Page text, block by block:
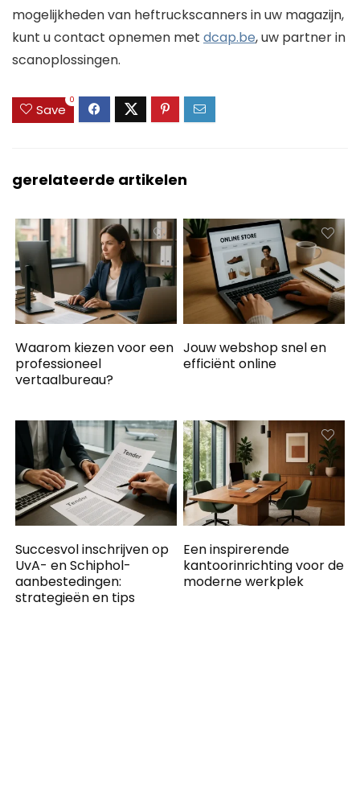
mogelijkheden van heftruckscanners in uw magazijn,
kunt u contact opnemen met dcap.be, uw partner in
scanoplossingen.
Save
0
gerelateerde artikelen
Waarom kiezen voor een
professioneel
vertaalbureau?
Jouw webshop snel en
efficiënt online
Succesvol inschrijven op
UvA- en Schiphol-
aanbestedingen:
strategieën en tips
Een inspirerende
kantoorinrichting voor de
moderne werkplek